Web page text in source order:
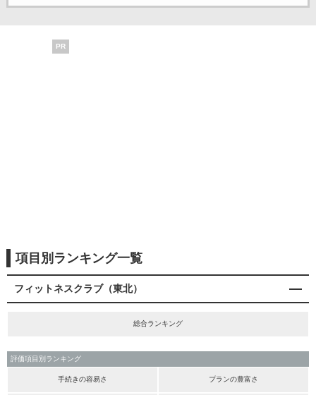
PR
項目別ランキング一覧
フィットネスクラブ（東北）
総合ランキング
評価項目別ランキング
手続きの容易さ プランの豊富さ